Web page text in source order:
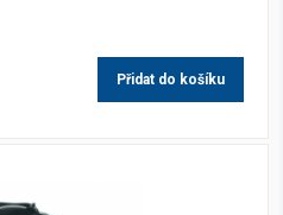
Přidat do košíku